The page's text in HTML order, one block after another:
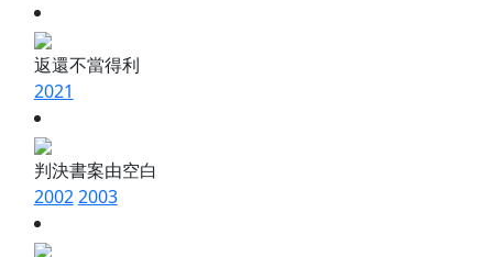
返還不當得利
2021
判決書案由空白
20022003